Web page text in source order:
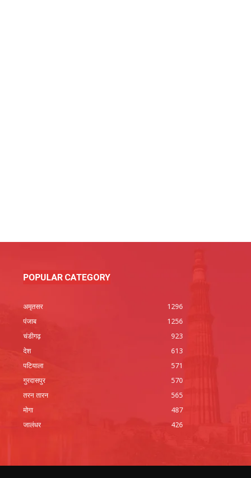
POPULAR CATEGORY
अमृतसर
1296
पंजाब
1256
चंडीगढ़
923
देश
613
पटियाला
571
गुरदासपुर
570
तरन तारन
565
मोगा
487
जालंधर
426